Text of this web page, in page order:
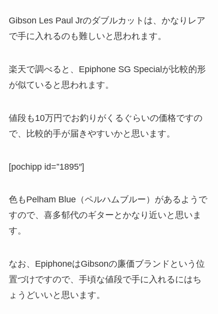
Gibson Les Paul Jrのダブルカットは、かなりレア
で手に入れるのも難しいと思われます。
楽天で調べると、Epiphone SG Specialが比較的形
が似ていると思われます。
値段も10万円でお釣りがくるぐらいの価格ですの
で、比較的手が届きやすいかと思います。
[pochipp id=”1895″]
色もPelham Blue（ペルハムブルー）があるようで
すので、喜多郁代のギターとかなり近いと思いま
す。
なお、EpiphoneはGibsonの廉価ブランドという位
置づけですので、手頃な値段で手に入れるにはち
ょうどいいと思います。